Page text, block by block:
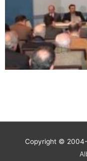
Copyright ©